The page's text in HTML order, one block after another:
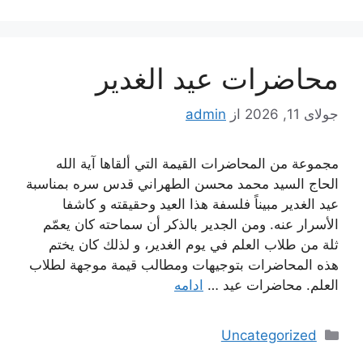
محاضرات عيد الغدير
جولای 11, 2026 از admin
مجموعة من المحاضرات القيمة التي ألقاها آية الله
الحاج السيد محمد محسن الطهراني قدس سره بمناسبة
عيد الغدير مبيناً فلسفة هذا العيد وحقيقته و كاشفا
الأسرار عنه. ومن الجدير بالذكر أن سماحته كان يعمّم
ثلة من طلاب العلم في يوم الغدير، و لذلك كان يختم
هذه المحاضرات بتوجيهات ومطالب قيمة موجهة لطلاب
العلم. محاضرات عيد … ادامه
دسته‌ها
Uncategorized